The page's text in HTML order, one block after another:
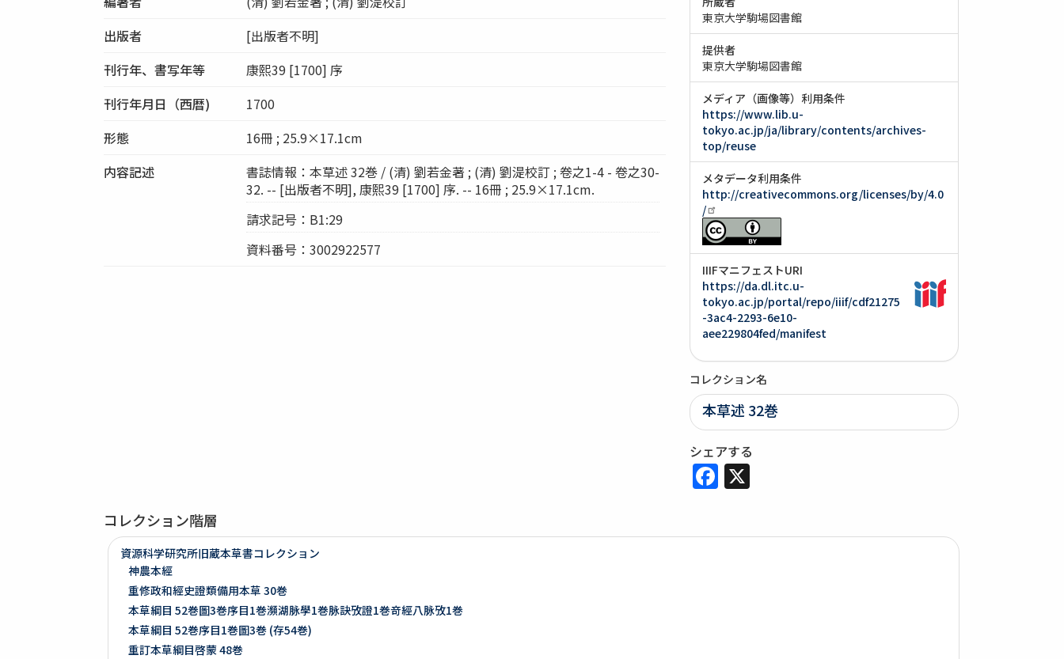
出版者
[出版者不明]
刊行年、書写年等
康熙39 [1700] 序
刊行年月日（西暦)
1700
形態
16冊 ; 25.9×17.1cm
内容記述
書誌情報：本草述 32巻 / (清) 劉若金著 ; (清) 劉湜校訂 ; 卷之1-4 - 卷之30-
32. -- [出版者不明], 康熙39 [1700] 序. -- 16冊 ; 25.9×17.1cm.
請求記号：B1:29
資料番号：3002922577
東京大学駒場図書館
提供者
東京大学駒場図書館
メディア（画像等）利用条件
https://www.lib.u-
tokyo.ac.jp/ja/library/contents/archives-
top/reuse
メタデータ利用条件
http://creativecommons.org/licenses/by/4.0
/
IIIFマニフェストURI
https://da.dl.itc.u-
tokyo.ac.jp/portal/repo/iiif/cdf21275
-3ac4-2293-6e10-
aee229804fed/manifest
コレクション名
本草述 32巻
シェアする
Facebook
X
コレクション階層
資源科学研究所旧蔵本草書コレクション
神農本經
重修政和經史證類備用本草 30巻
本草綱目 52巻圖3巻序目1巻瀕湖脉學1巻脉訣攷證1巻竒經八脉攷1巻
本草綱目 52巻序目1巻圖3巻 (存54巻)
重訂本草綱目啓蒙 48巻